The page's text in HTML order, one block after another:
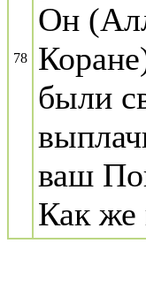
78
Он
были
ваш
Как же